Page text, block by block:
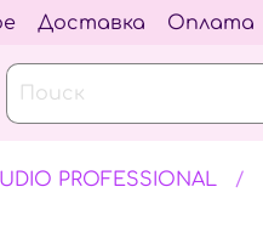
Доставка Оплата
PROFESSIONAL